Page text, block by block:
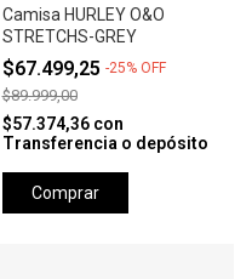
Camisa HURLEY O&O
STRETCHS-GREY
$67.499,25 -25% OFF
$89.999,00
$57.374,36 con
Transferencia o depósito
Comprar